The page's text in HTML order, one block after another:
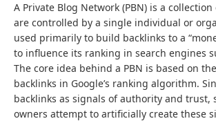
A Private Blog Network (PBN) is a
are controlled by a single individual or
used primarily to build backlinks to a
to influence its ranking in search engines
The core idea behind a PBN is based on
backlinks in Google’s ranking algorithm.
backlinks as signals of authority and trust,
owners attempt to artificially create these